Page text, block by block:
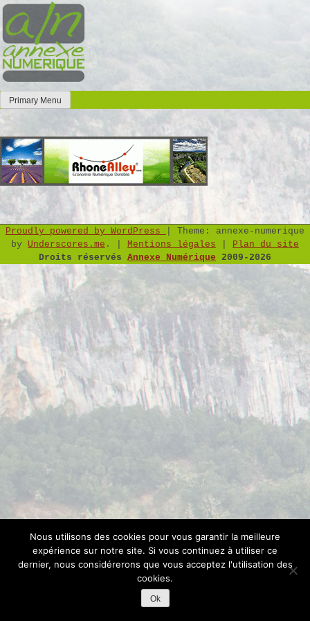
Skip
to
content
Annexe Numérique
Faites l'expérience de la simplicité
Primary Menu
Proudly powered by WordPress
Theme: annexe-numerique
by Underscores.me . Mentions légales
Plan du site
Droits réservés Annexe Numérique 2009-2026
Nous utilisons des cookies pour vous garantir la meilleure
expérience sur notre site. Si vous continuez à utiliser ce
dernier, nous considérerons que vous acceptez l'utilisation des
cookies.
Ok